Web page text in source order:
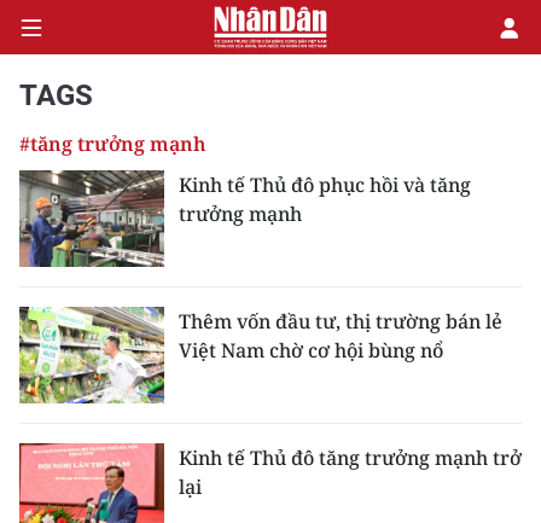
CHÍNH TRỊ
KINH TẾ
XÃ HỘI
PHÁP LUẬT
DU LỊCH
THẾ GIỚI
TAGS
#tăng trưởng mạnh
Kinh tế Thủ đô phục hồi và tăng
trưởng mạnh
Thêm vốn đầu tư, thị trường bán lẻ
Việt Nam chờ cơ hội bùng nổ
Kinh tế Thủ đô tăng trưởng mạnh trở
lại